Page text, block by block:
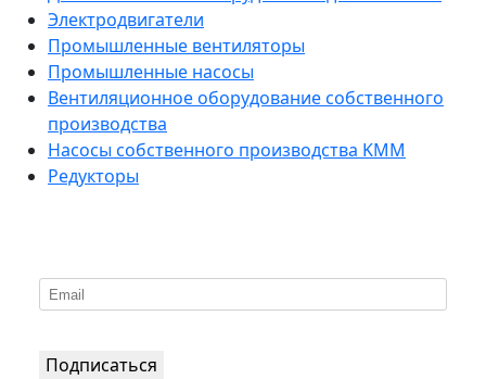
Электродвигатели
Промышленные вентиляторы
Промышленные насосы
Вентиляционное оборудование собственного
производства
Насосы собственного производства KMM
Редукторы
Подписаться